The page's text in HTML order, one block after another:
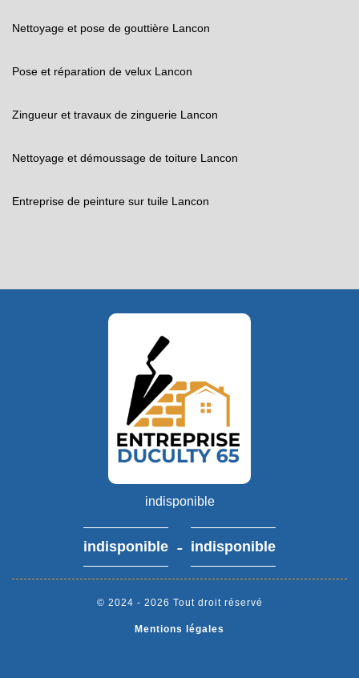
Nettoyage et pose de gouttière Lancon
Pose et réparation de velux Lancon
Zingueur et travaux de zinguerie Lancon
Nettoyage et démoussage de toiture Lancon
Entreprise de peinture sur tuile Lancon
indisponible
indisponible - indisponible
© 2024 - 2026 Tout droit réservé
Mentions légales